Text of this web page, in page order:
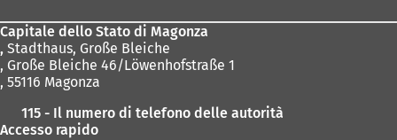
n
u
o
v
s
n
Capitale dello Stato di Magonza
, Stadthaus, Große Bleiche
, Große Bleiche 46/Löwenhofstraße 1
, 55116 Magonza
115 - Il numero di telefono delle autorità
Accesso rapido